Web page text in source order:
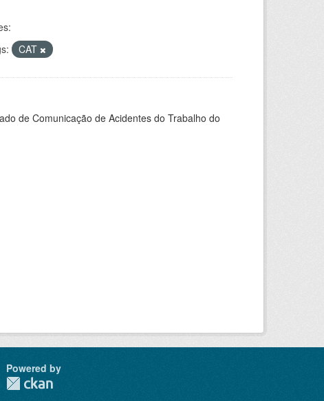
CAT
de Comunicação de Acidentes do Trabalho do
Powered by